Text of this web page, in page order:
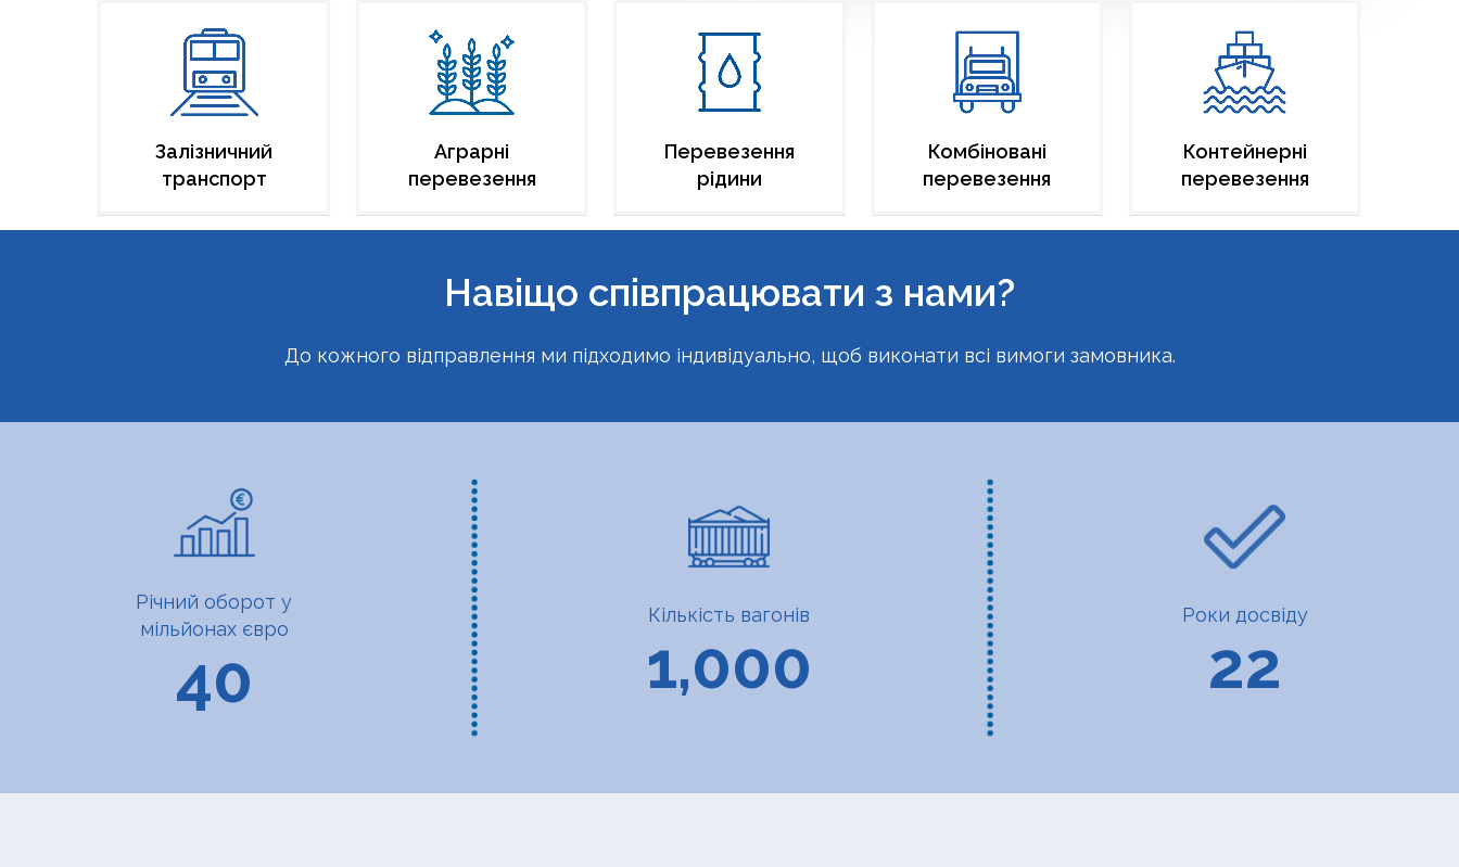
Залізничний
транспорт
Аграрні
перевезення
Перевезення
рідини
Комбіновані
перевезення
Контейнерні
перевезення
Навіщо співпрацювати з нами?
До кожного відправлення ми підходимо індивідуально, щоб виконати всі вимоги замовника.
Річний оборот у
мільйонах євро
40
Кількість вагонів
1,000
Роки досвіду
22